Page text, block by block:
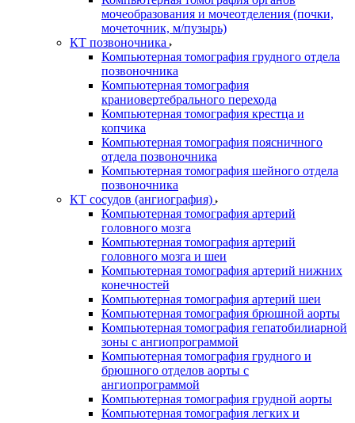
мочеобразования и мочеотделения (почки,
мочеточник, м/пузырь)
КТ позвоночника
Компьютерная томография грудного отдела
позвоночника
Компьютерная томография
краниовертебрального перехода
Компьютерная томография крестца и
копчика
Компьютерная томография поясничного
отдела позвоночника
Компьютерная томография шейного отдела
позвоночника
КТ сосудов (ангиография)
Компьютерная томография артерий
головного мозга
Компьютерная томография артерий
головного мозга и шеи
Компьютерная томография артерий нижних
конечностей
Компьютерная томография артерий шеи
Компьютерная томография брюшной аорты
Компьютерная томография гепатобилиарной
зоны с ангиопрограммой
Компьютерная томография грудного и
брюшного отделов аорты с
ангиопрограммой
Компьютерная томография грудной аорты
Компьютерная томография легких и